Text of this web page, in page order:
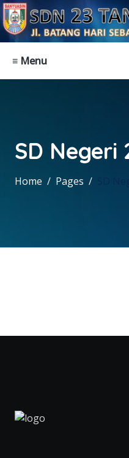
≡ Menu
SD Negeri
Home Pages